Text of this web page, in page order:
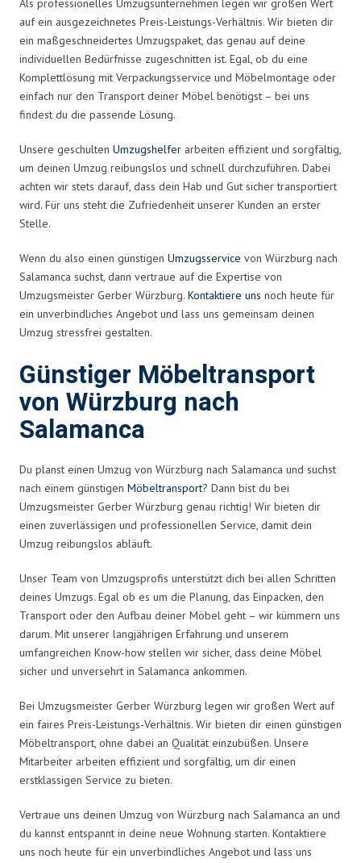
Als professionelles Umzugsunternehmen legen wir großen Wert
auf ein ausgezeichnetes Preis-Leistungs-Verhältnis. Wir bieten dir
ein maßgeschneidertes Umzugspaket, das genau auf deine
individuellen Bedürfnisse zugeschnitten ist. Egal, ob du eine
Komplettlösung mit Verpackungsservice und Möbelmontage oder
einfach nur den Transport deiner Möbel benötigst – bei uns
findest du die passende Lösung.
Unsere geschulten Umzugshelfer arbeiten effizient und sorgfältig,
um deinen Umzug reibungslos und schnell durchzuführen. Dabei
achten wir stets darauf, dass dein Hab und Gut sicher transportiert
wird. Für uns steht die Zufriedenheit unserer Kunden an erster
Stelle.
Wenn du also einen günstigen Umzugsservice von Würzburg nach
Salamanca suchst, dann vertraue auf die Expertise von
Umzugsmeister Gerber Würzburg. Kontaktiere uns noch heute für
ein unverbindliches Angebot und lass uns gemeinsam deinen
Umzug stressfrei gestalten.
Günstiger Möbeltransport
von Würzburg nach
Salamanca
Du planst einen Umzug von Würzburg nach Salamanca und suchst
nach einem günstigen Möbeltransport? Dann bist du bei
Umzugsmeister Gerber Würzburg genau richtig! Wir bieten dir
einen zuverlässigen und professionellen Service, damit dein
Umzug reibungslos abläuft.
Unser Team von Umzugsprofis unterstützt dich bei allen Schritten
deines Umzugs. Egal ob es um die Planung, das Einpacken, den
Transport oder den Aufbau deiner Möbel geht – wir kümmern uns
darum. Mit unserer langjährigen Erfahrung und unserem
umfangreichen Know-how stellen wir sicher, dass deine Möbel
sicher und unversehrt in Salamanca ankommen.
Bei Umzugsmeister Gerber Würzburg legen wir großen Wert auf
ein faires Preis-Leistungs-Verhältnis. Wir bieten dir einen günstigen
Möbeltransport, ohne dabei an Qualität einzubüßen. Unsere
Mitarbeiter arbeiten effizient und sorgfältig, um dir einen
erstklassigen Service zu bieten.
Vertraue uns deinen Umzug von Würzburg nach Salamanca an und
du kannst entspannt in deine neue Wohnung starten. Kontaktiere
uns noch heute für ein unverbindliches Angebot und lass uns